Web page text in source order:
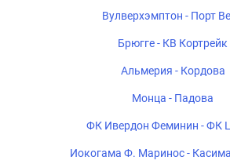
Вулверхэмптон - Порт
Брюгге - КВ Кортрейк
Альмерия - Кордова
Монца - Падова
ФК Ивердон Феминин - ФК
Иокогама Ф. Маринос -